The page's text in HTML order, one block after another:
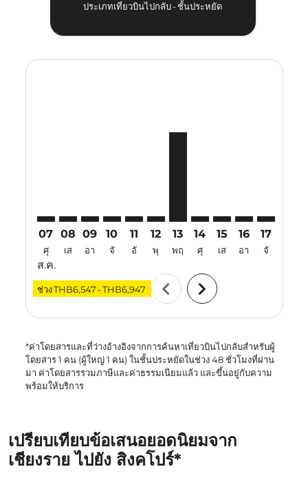
ประเภทเที่ยวบินไปกลับ-ชั้นประหยัด
07
ศุ
ส.ค.
08
เส
09
อา
10
จั
11
อั
12
พุ
13
พฤ
14
ศุ
15
เส
16
อา
17
จั
ช่วงTHB6,547-THB6,947 chevron_left chevron_right
*ค่าโดยสารและที่ว่างอ้างอิงจากการค้นหาเที่ยวบินไปกลับสำหรับผู้
โดยสาร 1 คน (ผู้ใหญ่ 1 คน) ในชั้นประหยัดในช่วง 48 ชั่วโมงที่ผ่าน
มา ค่าโดยสารรวมภาษีและค่าธรรมเนียมแล้ว และขึ้นอยู่กับความ
พร้อมให้บริการ
เปรียบเทียบข้อเสนอยอดนิยมจาก
เชียงราย ไปยัง สิงคโปร์*